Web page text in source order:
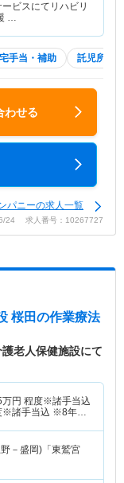
ビスにてリハビリ
…
手当・補助 託児所・
わせる
パニーの求人一覧
24 求人番号：10267727
桜田の作業療法
老人保健施設にて
万円 程度※諸手当込
※諸手当込 ※8年目
－盛岡)「東鷲宮